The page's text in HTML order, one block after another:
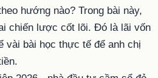
hướng nào? Trong bài này,
chiến lược cốt lõi. Đó là lãi vốn
vài bài học thực tế để anh chị